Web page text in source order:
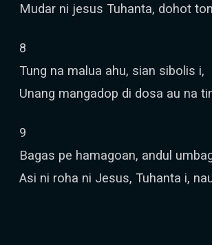
Mudar ni jesus Tuhanta, dohot
8
Tung na malua ahu, sian sibolis i,
Unang mangadop di dosa au na
9
Bagas pe hamagoan, andul
Asi ni roha ni Jesus, Tuhanta i,